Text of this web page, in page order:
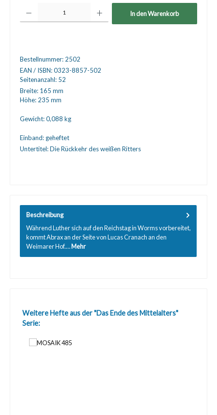
In den Warenkorb
Bestellnummer: 2502
EAN / ISBN:0323-8857-502
Seitenanzahl: 52
Breite: 165 mm
Höhe: 235 mm
Gewicht:0,088 kg
Einband: geheftet
Untertitel:Die Rückkehr des weißen Ritters
Beschreibung
Während Luther sich auf den Reichstag in Worms vorbereitet,
kommt Abrax an der Seite von Lucas Cranach an den
Weimarer Hof.…Mehr
Produktgalerie überspringen
Weitere Hefte aus der "Das Ende des Mittelalters"
Serie: